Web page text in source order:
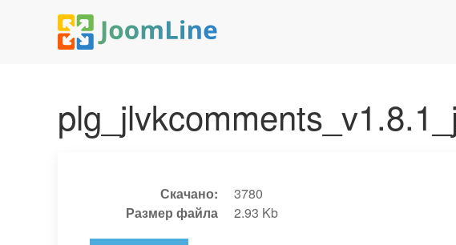
Скачано:
3780
Размер файла
2.93 Kb